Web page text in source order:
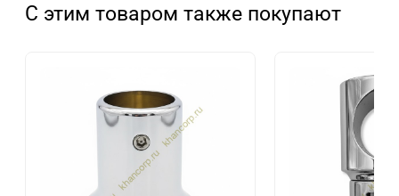
С этим товаром также покупают